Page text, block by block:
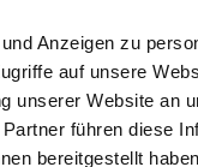
Anzeigen zu
auf unsere
unserer Website an
führen diese
bereitgestellt
Datenschutzhinweise